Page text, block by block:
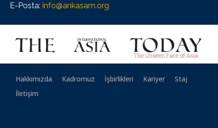
E-Posta: info@ankasam.org
Hakkımızda Kadromuz İşbirlikleri Kariyer
Staj
İletişim